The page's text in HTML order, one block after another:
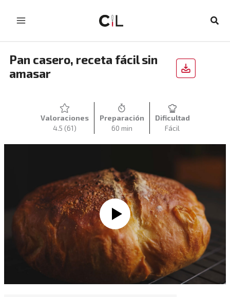
Pan casero, receta fácil sin
amasar
Valoraciones
4.5 (61)
Preparación
60 min
Dificultad
Fácil